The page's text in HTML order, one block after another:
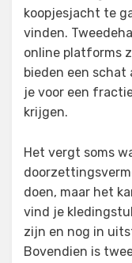
koopjesjacht te
vinden.
online platforms
bieden een schat
je voor een
krijgen.
Het vergt soms
doen, maar het
vind je
zijn en nog in
Bovendien is